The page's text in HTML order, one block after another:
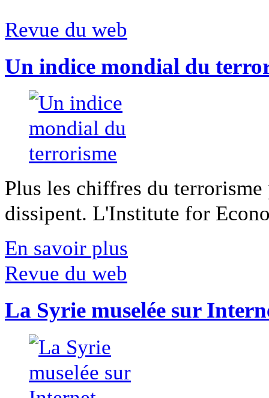
Revue du web
Un indice mondial du
Plus les chiffres du
dissipent. L'Institute for
En savoir plus
Revue du web
La Syrie muselée sur